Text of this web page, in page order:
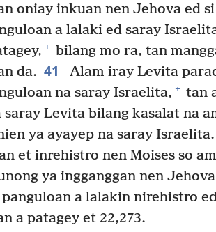
oniay inkuan nen Jehova ed
a lalaki ed saray
+ bilang mo ra, tan
da. 41
Alam iray Levita
na saray Israelita, + tan
saray Levita bilang kasalat na
ya ayayep na saray Israelita.
et inrehistro nen Moises so
ya ingganggan nen
a lalakin nirehistro
a patagey et 22,273.